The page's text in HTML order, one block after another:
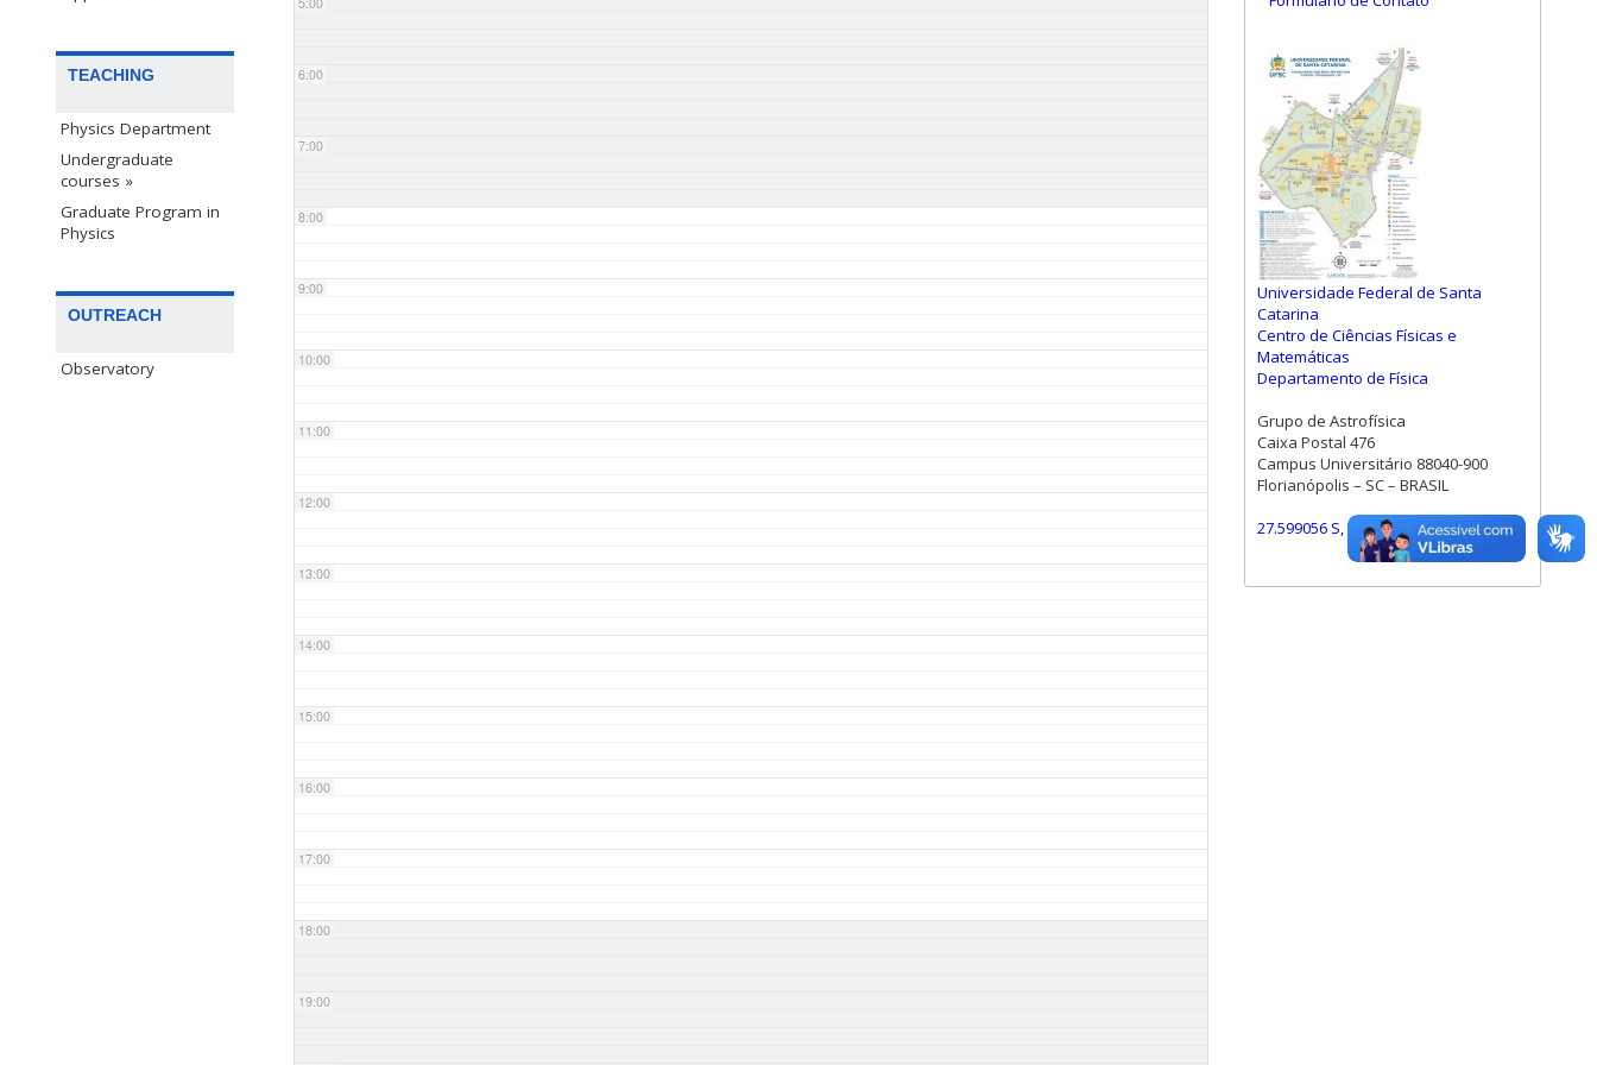
TEACHING
Physics Department
Undergraduate
courses »
Graduate Program in
Physics
OUTREACH
Observatory
6:00
7:00
8:00
9:00
10:00
11:00
12:00
13:00
14:00
15:00
16:00
17:00
18:00
19:00
Universidade Federal de Santa
Catarina
Centro de Ciências Físicas e
Matemáticas
Departamento de Física
Grupo de Astrofísica
Caixa Postal 476
Campus Universitário 88040-900
Florianópolis – SC – BRASIL
27.599056 S, 48.523472 W